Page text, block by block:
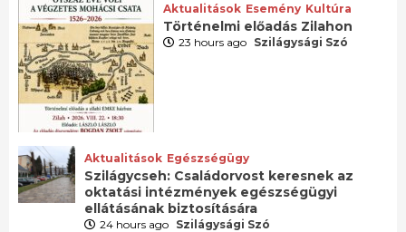
Aktualitások Esemény Kultúra
Történelmi előadás Zilahon
23 hours ago Szilágysági Szó
Aktualitások Egészségügy
Szilágycseh: Családorvost keresnek az
oktatási intézmények egészségügyi
ellátásának biztosítására
24 hours ago Szilágysági Szó